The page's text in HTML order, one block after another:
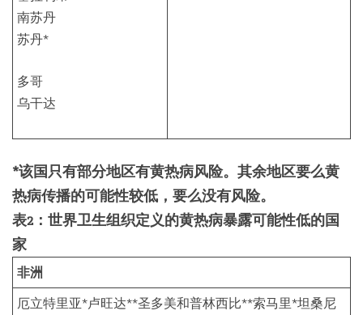
南苏丹
苏丹*
多哥
乌干达
*该国只有部分地区有黄热病风险。其余地区要么黄
热病传播的可能性较低，要么没有风险。
表2：世界卫生组织定义的黄热病暴露可能性低的国
家
非洲
厄立特里亚*卢旺达**圣多美和普林西比**索马里*坦桑尼